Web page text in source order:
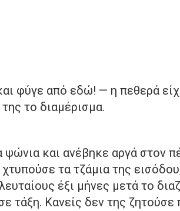
φύγε από εδώ! — η πεθερά
το διαμέρισμα.
και ανέβηκε αργά στον
τα τζάμια της
έξι μήνες μετά το
τάξη. Κανείς δεν της ζητούσε